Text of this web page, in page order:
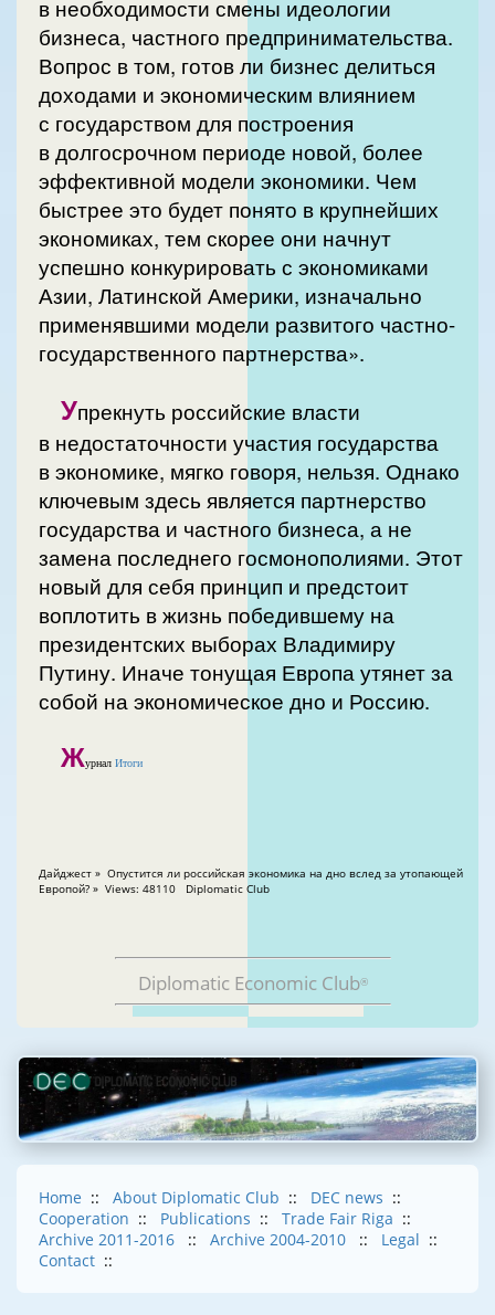
в необходимости смены идеологии
бизнеса, частного предпринимательства.
Вопрос в том, готов ли бизнес делиться
доходами и экономическим влиянием
с государством для построения
в долгосрочном периоде новой, более
эффективной модели экономики. Чем
быстрее это будет понято в крупнейших
экономиках, тем скорее они начнут
успешно конкурировать с экономиками
Азии, Латинской Америки, изначально
применявшими модели развитого частно-
государственного партнерства».
Упрекнуть российские власти
в недостаточности участия государства
в экономике, мягко говоря, нельзя. Однако
ключевым здесь является партнерство
государства и частного бизнеса, а не
замена последнего госмонополиями. Этот
новый для себя принцип и предстоит
воплотить в жизнь победившему на
президентских выборах Владимиру
Путину. Иначе тонущая Европа утянет за
собой на экономическое дно и Россию.
Журнал Итоги
Дайджест » Опустится ли российская экономика на дно вслед за утопающей
Европой? » Views: 48110 Diplomatic Club
Diplomatic Economic Club®
Home :: About Diplomatic Club :: DEC news ::
Cooperation :: Publications :: Trade Fair Riga ::
Archive 2011-2016
:: Archive 2004-2010 :: Legal ::
Contact ::